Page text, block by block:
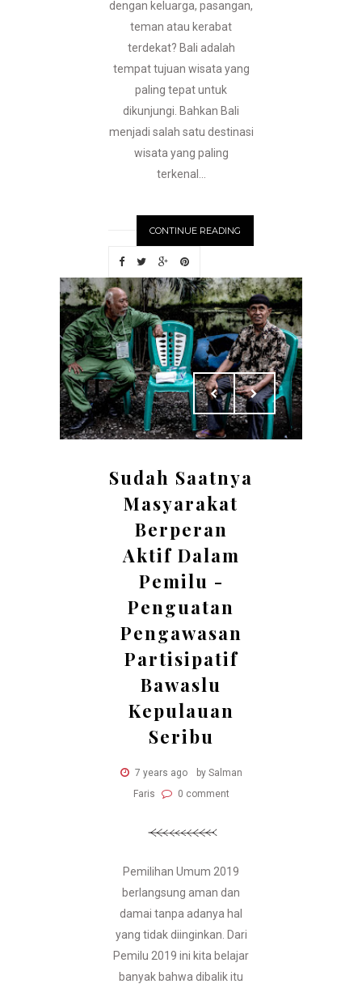
dengan keluarga, pasangan,
teman atau kerabat
terdekat? Bali adalah
tempat tujuan wisata yang
paling tepat untuk
dikunjungi. Bahkan Bali
menjadi salah satu destinasi
wisata yang paling
terkenal...
CONTINUE READING
Sudah Saatnya
Masyarakat
Berperan
Aktif Dalam
Pemilu -
Penguatan
Pengawasan
Partisipatif
Bawaslu
Kepulauan
Seribu
7 years ago
by Salman
Faris
0 comment
Pemilihan Umum 2019
berlangsung aman dan
damai tanpa adanya hal
yang tidak diinginkan. Dari
Pemilu 2019 ini kita belajar
banyak bahwa dibalik itu